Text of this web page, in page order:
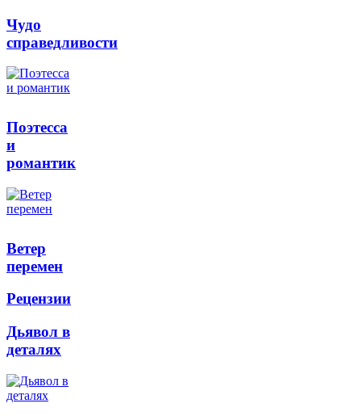
Чудо
справедливости
Поэтесса
и
романтик
Ветер
перемен
Рецензии
Дьявол в
деталях